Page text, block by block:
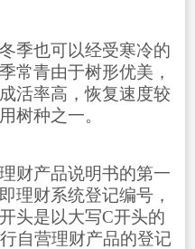
也可以经受寒冷的
常青由于树形优美，
活率高，恢复速度较
树种之一。
财产品说明书的第一
理财系统登记编号，
头是以大写C开头的
自营理财产品的登记